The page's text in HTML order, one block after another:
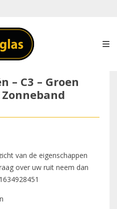
– C3 – Groen
van de eigenschappen
over uw ruit neem dan